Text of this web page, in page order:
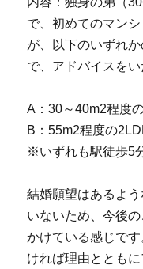
で、初めてのマン
が、以下のいずれ
で、アドバイスをい
A：30～40m2程度
B：55m2程度の
※いずれも駅徒歩5
結婚願望はあるよ
いないため、今後
かけている感じで
ければ理由とともに